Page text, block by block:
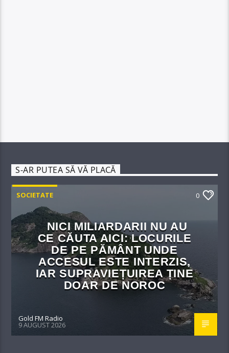
S-AR PUTEA SĂ VĂ PLACĂ
SOCIETATE 0
NICI MILIARDARII NU AU
CE CĂUTA AICI: LOCURILE
DE PE PĂMÂNT UNDE
ACCESUL ESTE INTERZIS,
IAR SUPRAVIEȚUIREA ȚINE
DOAR DE NOROC
Gold FM Radio
9 AUGUST 2026